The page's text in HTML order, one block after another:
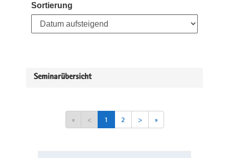
Sortierung
Seminarübersicht
« < 1 2 > »